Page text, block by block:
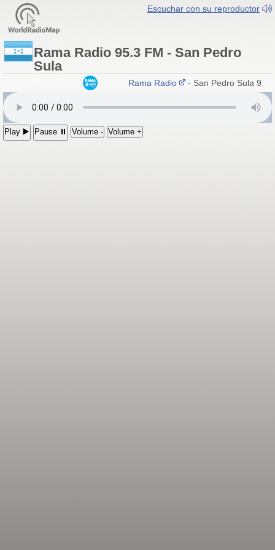
Escuchar con su reproductor
Rama Radio 95.3 FM - San Pedro
Sula
Rama Radio - San Pedro Sula 95.3
Play ▶️ Pause ⏸ Volume - Volume +